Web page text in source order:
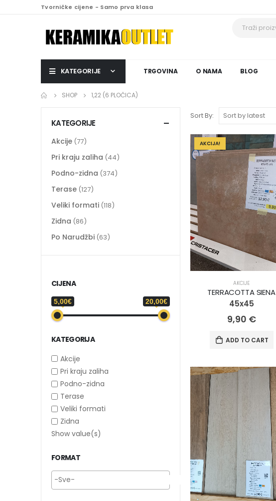
Tvorničke cijene - Samo prva klasa
KATEGORIJE TRGOVINA O NAMA BLOG
SHOP 1,22 (6 PLOČICA)
Sort By:
AKCIJA!
AKCIJE
TERRACOTTA SIENA
45x45
9,90 €
ADD TO CART
KATEGORIJE
Akcije (77)
Pri kraju zaliha (44)
Podno-zidna (374)
Terase (127)
Veliki formati (118)
Zidna (86)
Po Narudžbi (63)
CIJENA
5,00€ 20,00€
KATEGORIJA
Akcije
Pri kraju zaliha
Podno-zidna
Terase
Veliki formati
Zidna
Show value(s)
FORMAT